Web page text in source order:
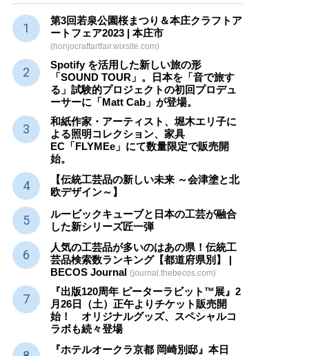
第3回若泉公園桜まつり＆本庄クラフトア
ートフェア2023 | 本庄市
(honjocraftartfair.wixsite.com)
Spotify を活用した新しい旅の形
「SOUND TOUR」。日本を「音で旅す
る」試験的プロジェクトの初回プロデュ
ーサーに「Matt Cab」が登場。
和紙作家・アーティスト、堀木エリ子に
よる照明コレクション、家具
EC「FLYMEe」にて数量限定で販売開
始。
【伝統工芸品の新しい未来 ～会津塗と北
欧デザイン～】
ルービックキューブと日本の工芸が融合
した新シリーズ匠一弾
人気の工芸品が多いのはあの県！伝統工
芸品検索数ランキング【都道府県別】 |
BECOS Journal (journal.thebecos.com)
『出版120周年 ピーターラビット™展』2
月26日（土）正午よりチケット販売開
始！ オリジナルグッズ、スペシャルコ
ラボも続々登場
『ホテルオークラ京都 岡崎別邸』本日